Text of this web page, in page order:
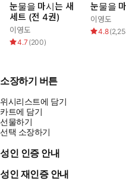
눈물을 마시는 새
세트 (전 4권)
이영도
4.7 (200)
눈물을
이영도
4.8(
소장하기 버튼
위시리스트에 담기
카트에 담기
선물하기
선택 소장하기
성인 인증 안내
성인 재인증 안내